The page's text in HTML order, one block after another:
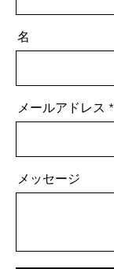
名
メールアドレス
メッセージ